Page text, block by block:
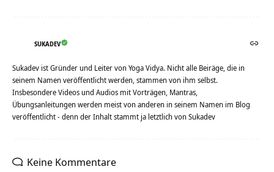
SUKADEV
Sukadev ist Gründer und Leiter von Yoga Vidya. Nicht alle Beiräge, die in
seinem Namen veröffentlicht werden, stammen von ihm selbst.
Insbesondere Videos und Audios mit Vorträgen, Mantras,
Übungsanleitungen werden meist von anderen in seinem Namen im Blog
veröffentlicht - denn der Inhalt stammt ja letztlich von Sukadev
Keine Kommentare